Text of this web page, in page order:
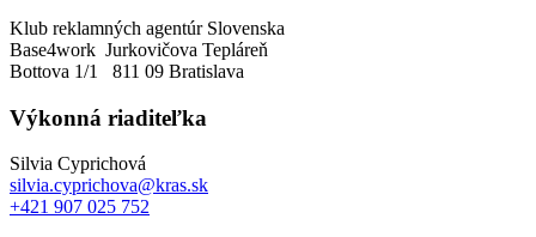
Klub reklamných agentúr Slovenska
Base4work Jurkovičova Tepláreň
Bottova 1/1 811 09 Bratislava
Výkonná riaditeľka
Silvia Cyprichová
silvia.cyprichova@kras.sk
+421 907 025 752